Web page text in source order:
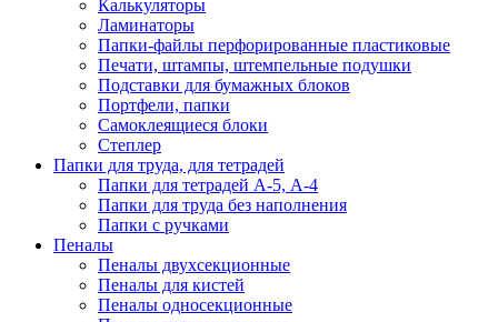
Калькуляторы
Ламинаторы
Папки-файлы перфорированные пластиковые
Печати, штампы, штемпельные подушки
Подставки для бумажных блоков
Портфели, папки
Самоклеящиеся блоки
Степлер
Папки для труда, для тетрадей
Папки для тетрадей А-5, А-4
Папки для труда без наполнения
Папки с ручками
Пеналы
Пеналы двухсекционные
Пеналы для кистей
Пеналы односекционные